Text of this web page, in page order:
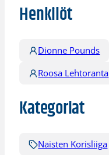
Henkilöt
Dionne Pounds
Roosa Lehtoranta
Kategoriat
Naisten Korisliiga